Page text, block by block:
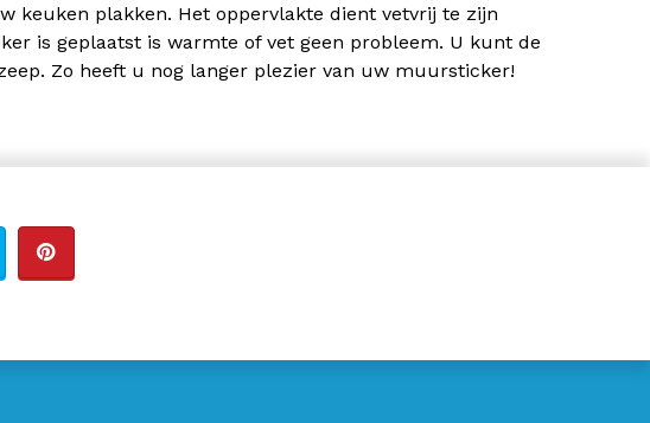
plakken. Het oppervlakte dient vetvrij te zijn
is geplaatst is warmte of vet geen probleem. U kunt de
Zo heeft u nog langer plezier van uw muursticker!